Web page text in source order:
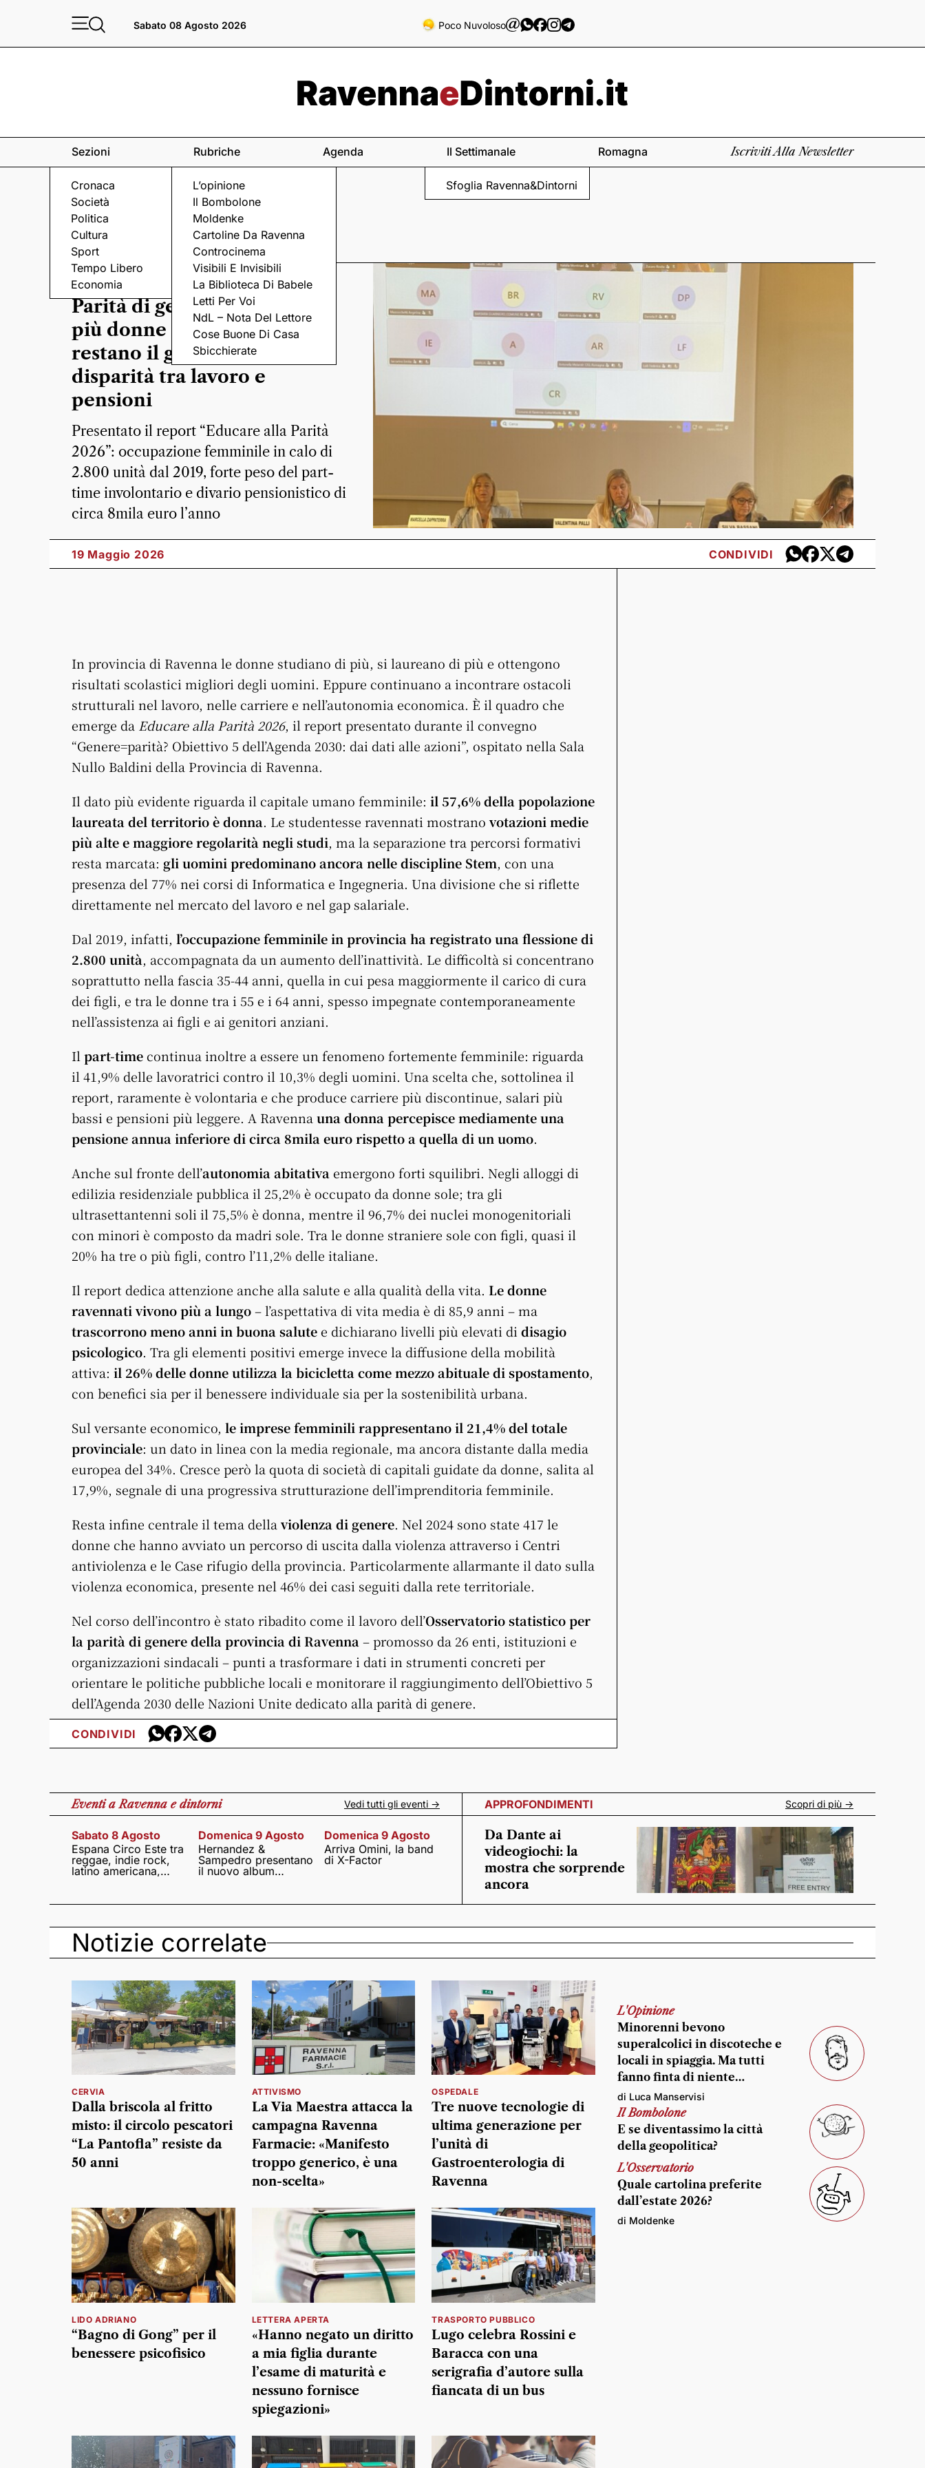
Sabato 08 Agosto 2026 Poco Nuvoloso
Sezioni
Cronaca
Società
Politica
Cultura
Sport
Tempo Libero
Economia
Rubriche
L’opinione
Il Bombolone
Moldenke
Cartoline Da Ravenna
Controcinema
Visibili E Invisibili
La Biblioteca Di Babele
Letti Per Voi
NdL – Nota Del Lettore
Cose Buone Di Casa
Sbicchierate
Agenda Il Settimanale
Sfoglia Ravenna&Dintorni
Romagna Iscriviti Alla Newsletter
DATI
Parità di genere: a Ravenna
più donne laureate, ma
restano il gap salariale e le
disparità tra lavoro e
pensioni
Presentato il report “Educare alla Parità
2026”: occupazione femminile in calo di
2.800 unità dal 2019, forte peso del part-
time involontario e divario pensionistico di
circa 8mila euro l’anno
19 Maggio 2026 CONDIVIDI
In provincia di Ravenna le donne studiano di più, si laureano di più e ottengono
risultati scolastici migliori degli uomini. Eppure continuano a incontrare ostacoli
strutturali nel lavoro, nelle carriere e nell’autonomia economica. È il quadro che
emerge da Educare alla Parità 2026, il report presentato durante il convegno
“Genere=parità? Obiettivo 5 dell’Agenda 2030: dai dati alle azioni”, ospitato nella Sala
Nullo Baldini della Provincia di Ravenna.
Il dato più evidente riguarda il capitale umano femminile: il 57,6% della popolazione
laureata del territorio è donna. Le studentesse ravennati mostrano votazioni medie
più alte e maggiore regolarità negli studi, ma la separazione tra percorsi formativi
resta marcata: gli uomini predominano ancora nelle discipline Stem, con una
presenza del 77% nei corsi di Informatica e Ingegneria. Una divisione che si riflette
direttamente nel mercato del lavoro e nel gap salariale.
Dal 2019, infatti, l’occupazione femminile in provincia ha registrato una flessione di
2.800 unità, accompagnata da un aumento dell’inattività. Le difficoltà si concentrano
soprattutto nella fascia 35-44 anni, quella in cui pesa maggiormente il carico di cura
dei figli, e tra le donne tra i 55 e i 64 anni, spesso impegnate contemporaneamente
nell’assistenza ai figli e ai genitori anziani.
Il part-timecontinua inoltre a essere un fenomeno fortemente femminile: riguarda
il 41,9% delle lavoratrici contro il 10,3% degli uomini. Una scelta che, sottolinea il
report, raramente è volontaria e che produce carriere più discontinue, salari più
bassi e pensioni più leggere. A Ravenna una donna percepisce mediamente una
pensione annua inferiore di circa 8mila euro rispetto a quella di un uomo.
Anche sul fronte dell’autonomia abitativa emergono forti squilibri. Negli alloggi di
edilizia residenziale pubblica il 25,2% è occupato da donne sole; tra gli
ultrasettantenni soli il 75,5% è donna, mentre il 96,7% dei nuclei monogenitoriali
con minori è composto da madri sole. Tra le donne straniere sole con figli, quasi il
20% ha tre o più figli, contro l’11,2% delle italiane.
Il report dedica attenzione anche alla salute e alla qualità della vita. Le donne
ravennati vivono più a lungo– l’aspettativa di vita media è di 85,9 anni – ma
trascorrono meno anni in buona salutee dichiarano livelli più elevati di disagio
psicologico. Tra gli elementi positivi emerge invece la diffusione della mobilità
attiva: il 26% delle donne utilizza la bicicletta come mezzo abituale di spostamento,
con benefici sia per il benessere individuale sia per la sostenibilità urbana.
Sul versante economico, le imprese femminili rappresentano il 21,4% del totale
provinciale: un dato in linea con la media regionale, ma ancora distante dalla media
europea del 34%. Cresce però la quota di società di capitali guidate da donne, salita al
17,9%, segnale di una progressiva strutturazione dell’imprenditoria femminile.
Resta infine centrale il tema della violenza di genere. Nel 2024 sono state 417 le
donne che hanno avviato un percorso di uscita dalla violenza attraverso i Centri
antiviolenza e le Case rifugio della provincia. Particolarmente allarmante il dato sulla
violenza economica, presente nel 46% dei casi seguiti dalla rete territoriale.
Nel corso dell’incontro è stato ribadito come il lavoro dell’Osservatorio statistico per
la parità di genere della provincia di Ravenna – promosso da 26 enti, istituzioni e
organizzazioni sindacali – punti a trasformare i dati in strumenti concreti per
orientare le politiche pubbliche locali e monitorare il raggiungimento dell’Obiettivo 5
dell’Agenda 2030 delle Nazioni Unite dedicato alla parità di genere.
CONDIVIDI
Eventia Ravenna e dintorni Vedi tutti gli eventi ->
Sabato 8 Agosto
Espana Circo Este tra
reggae, indie rock,
latino americana,
Domenica 9 Agosto
Hernandez &
Sampedro presentano
il nuovo album
Domenica 9 Agosto
Arriva Omini, la band
di X-Factor
APPROFONDIMENTI Scopri di più ->
Da Dante ai
videogiochi: la
mostra che sorprende
ancora
Notizie correlate
CERVIA
Dalla briscola al fritto
misto: il circolo pescatori
“La Pantofla” resiste da
50 anni
ATTIVISMO
La Via Maestra attacca la
campagna Ravenna
Farmacie: «Manifesto
troppo generico, è una
non-scelta»
OSPEDALE
Tre nuove tecnologie di
ultima generazione per
l’unità di
Gastroenterologia di
Ravenna
LIDO ADRIANO
“Bagno di Gong” per il
benessere psicofisico
LETTERA APERTA
«Hanno negato un diritto
a mia figlia durante
l’esame di maturità e
nessuno fornisce
spiegazioni»
TRASPORTO PUBBLICO
Lugo celebra Rossini e
Baracca con una
serigrafia d’autore sulla
fiancata di un bus
L'Opinione
Minorenni bevono
superalcolici in discoteche e
locali in spiaggia. Ma tutti
fanno finta di niente…
di Luca Manservisi
Il Bombolone
E se diventassimo la città
della geopolitica?
L'Osservatorio
Quale cartolina preferite
dall’estate 2026?
di Moldenke